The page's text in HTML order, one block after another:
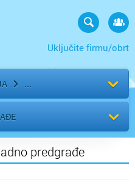
Uključite firmu/obrt
predgrađe